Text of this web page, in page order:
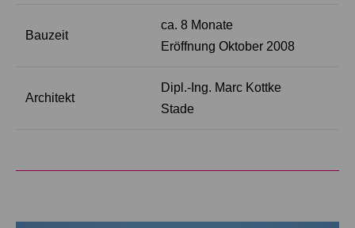
Bauzeit
ca. 8 Monate
Eröffnung Oktober 2008
Architekt
Dipl.-Ing. Marc Kottke
Stade